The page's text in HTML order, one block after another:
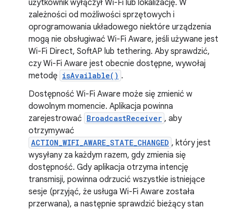
użytkownik wyłączył Wi-Fi lub lokalizację. W
zależności od możliwości sprzętowych i
oprogramowania układowego niektóre urządzenia
mogą nie obsługiwać Wi-Fi Aware, jeśli używane jest
Wi-Fi Direct, SoftAP lub tethering. Aby sprawdzić,
czy Wi-Fi Aware jest obecnie dostępne, wywołaj
metodę isAvailable() .
Dostępność Wi-Fi Aware może się zmienić w
dowolnym momencie. Aplikacja powinna
zarejestrować BroadcastReceiver , aby
otrzymywać
ACTION_WIFI_AWARE_STATE_CHANGED , który jest
wysyłany za każdym razem, gdy zmienia się
dostępność. Gdy aplikacja otrzyma intencję
transmisji, powinna odrzucić wszystkie istniejące
sesje (przyjąć, że usługa Wi-Fi Aware została
przerwana), a następnie sprawdzić bieżący stan